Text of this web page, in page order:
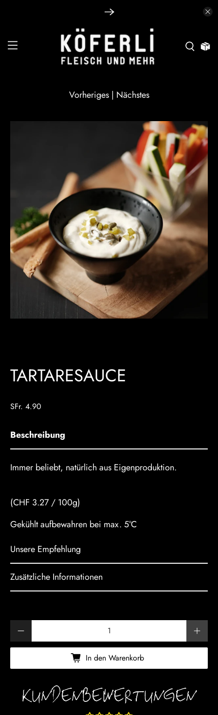
Vorheriges | Nächstes
TARTARESAUCE
SFr. 4.90
Beschreibung
Immer beliebt, natürlich aus Eigenproduktion.
(CHF 3.27 / 100g)
Gekühlt aufbewahren bei max. 5°C
Unsere Empfehlung
Zusätzliche Informationen
In den Warenkorb
KUNDENBEWERTUNGEN